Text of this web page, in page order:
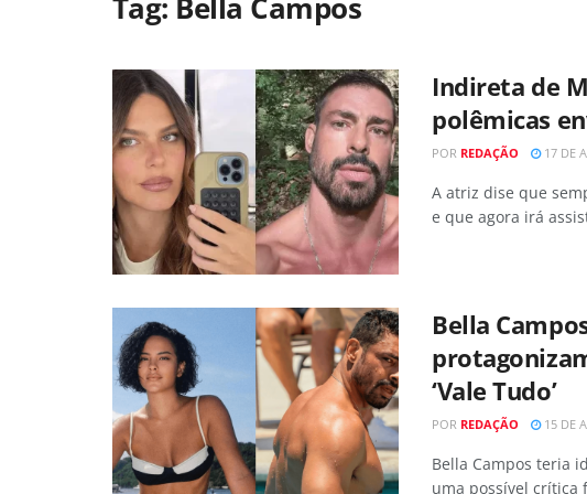
Tag: Bella Campos
Indireta de
polêmicas
POR REDAÇÃO 17 DE
A atriz dise que
e que agora irá
Bella
‘Vale Tudo’
POR REDAÇÃO 15 DE
Bella Campos teria
uma possível crítica